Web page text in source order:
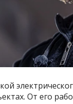
От его